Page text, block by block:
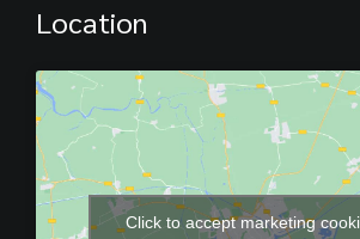
Location
Click to accept marketing